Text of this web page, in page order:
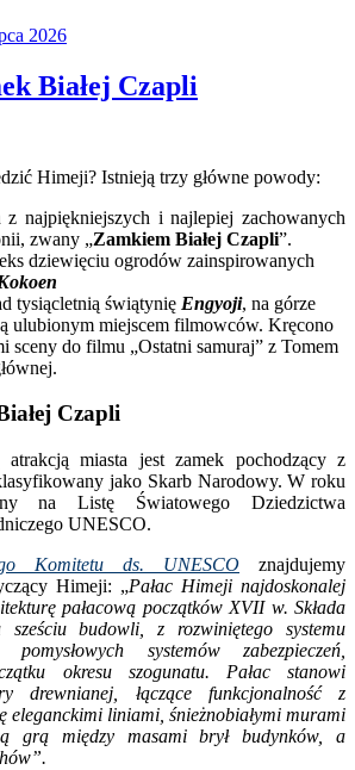
2026
Białej Czapli
Himeji? Istnieją trzy główne powody:
z najpiękniejszych i najlepiej zachowanych
zwany „Zamkiem Białej Czapli”.
dziewięciu ogrodów zainspirowanych
tysiącletnią świątynię Engyoji, na górze
ulubionym miejscem filmowców. Kręcono
sceny do filmu „Ostatni samuraj” z Tomem
Czapli
atrakcją miasta jest zamek pochodzący z
jako Skarb Narodowy. W roku
na Listę Światowego Dziedzictwa
UNESCO.
Komitetu ds. UNESCO znajdujemy
Himeji: „Pałac Himeji najdoskonalej
pałacową początków XVII w. Składa
sześciu budowli, z rozwiniętego systemu
systemów zabezpieczeń,
okresu szogunatu. Pałac stanowi
drewnianej, łączące funkcjonalność z
eleganckimi liniami, śnieżnobiałymi murami
grą między masami brył budynków, a